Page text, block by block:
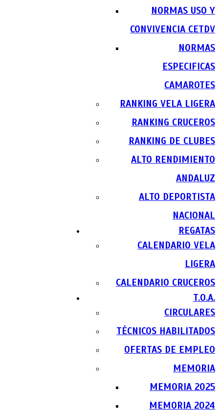
NORMAS USO Y
CONVIVENCIA CETDV
NORMAS
ESPECIFICAS
CAMAROTES
RANKING VELA LIGERA
RANKING CRUCEROS
RANKING DE CLUBES
ALTO RENDIMIENTO
ANDALUZ
ALTO DEPORTISTA
NACIONAL
REGATAS
CALENDARIO VELA
LIGERA
CALENDARIO CRUCEROS
T.O.A.
CIRCULARES
TÉCNICOS HABILITADOS
OFERTAS DE EMPLEO
MEMORIA
MEMORIA 2025
MEMORIA 2024